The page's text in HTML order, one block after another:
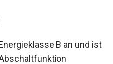
B an und ist